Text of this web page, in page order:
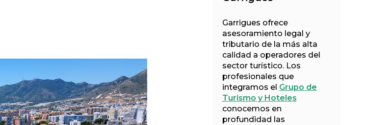
Garrigues ofrece
asesoramiento legal y
tributario de la más alta
calidad a operadores del
sector turístico. Los
profesionales que
integramos el Grupo de
Turismo y Hoteles
conocemos en
profundidad las